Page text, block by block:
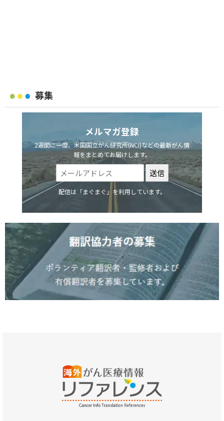
募集
メルマガ登録
2週間に一度、米国国立がん研究所(NCI)などの最新がん情
報をまとめてお届けします。
配信は「まぐまぐ」を利用しています。